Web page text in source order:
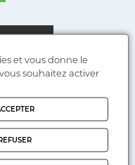
et vous donne le
souhaitez activer